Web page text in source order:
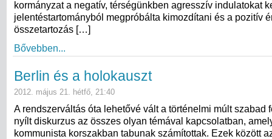
kormányzat a negatív, térségünkben agresszív indulatokat
jelentéstartományból megpróbálta kimozdítani és a pozitív
összetartozás […]
Bővebben...
Berlin és a holokauszt
2012. május 21. hétfő, 21:40
A rendszerváltás óta lehetővé vált a történelmi múlt szabad
nyílt diskurzus az összes olyan témával kapcsolatban,
kommunista korszakban tabunak számítottak. Ezek között